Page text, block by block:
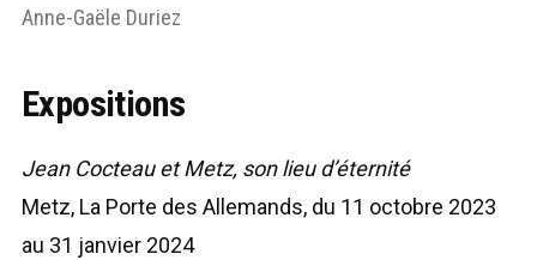
Anne-Gaële Duriez
Expositions
Jean Cocteau et Metz, son lieu d’éternité
Metz, La Porte des Allemands, du 11 octobre 2023
au 31 janvier 2024